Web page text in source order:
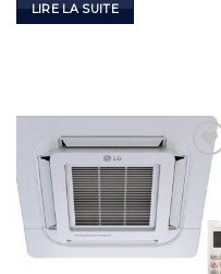
LIRE LA SUITE
Add to
Wishlist